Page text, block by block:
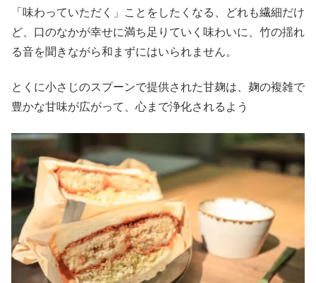
「味わっていただく」ことをしたくなる、どれも繊細だけ
ど、口のなかが幸せに満ち足りていく味わいに、竹の揺れ
る音を聞きながら和まずにはいられません。
とくに小さじのスプーンで提供された甘麹は、麹の複雑で
豊かな甘味が広がって、心まで浄化されるよう